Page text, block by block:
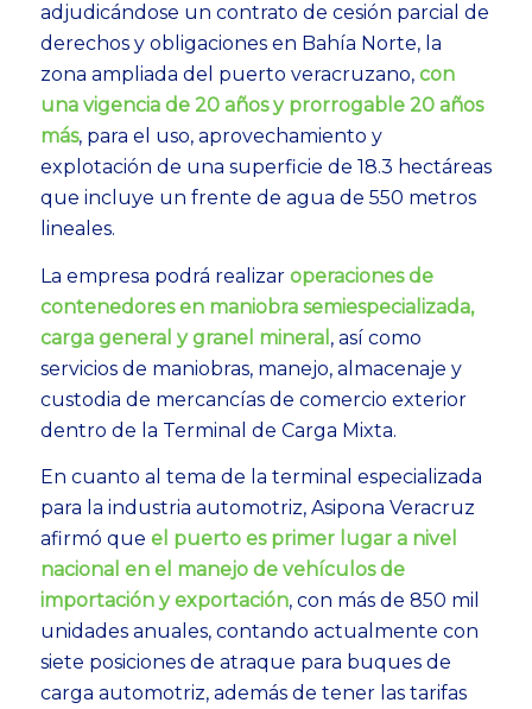
adjudicándose un contrato de cesión parcial de
derechos y obligaciones en Bahía Norte, la
zona ampliada del puerto veracruzano, con
una vigencia de 20 años y prorrogable 20 años
más, para el uso, aprovechamiento y
explotación de una superficie de 18.3 hectáreas
que incluye un frente de agua de 550 metros
lineales.
La empresa podrá realizar operaciones de
contenedores en maniobra semiespecializada,
carga general y granel mineral , así como
servicios de maniobras, manejo, almacenaje y
custodia de mercancías de comercio exterior
dentro de la Terminal de Carga Mixta.
En cuanto al tema de la terminal especializada
para la industria automotriz, Asipona Veracruz
afirmó que el puerto es primer lugar a nivel
nacional en el manejo de vehículos de
importación y exportación, con más de 850 mil
unidades anuales, contando actualmente con
siete posiciones de atraque para buques de
carga automotriz, además de tener las tarifas